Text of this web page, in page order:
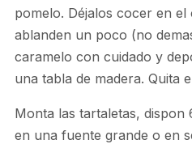
pomelo. Déjalos cocer en el
ablanden un poco (no
caramelo con cuidado y
una tabla de madera. Quita
Monta las tartaletas, dispon
en una fuente grande o en